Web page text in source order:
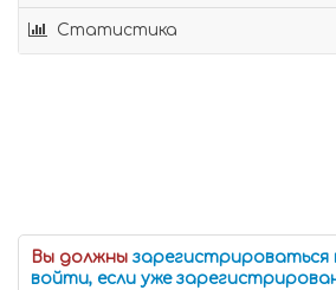
Статистика
Вы должны зарегистрироваться
войти, если уже